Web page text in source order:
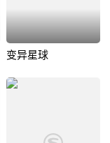
变异星球